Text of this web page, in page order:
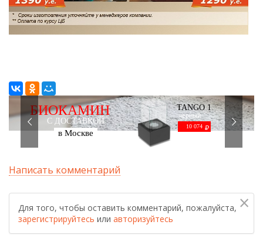
БИОКАМИН
в Москве
С ДОСТАВКОЙ
TANGO 1
черный
10 074
Написать комментарий
×
Для того, чтобы оставить комментарий, пожалуйста,
зарегистрируйтесь или авторизуйтесь